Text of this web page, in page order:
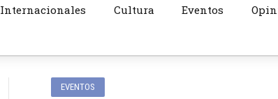
Internacionales Cultura Eventos
EVENTOS